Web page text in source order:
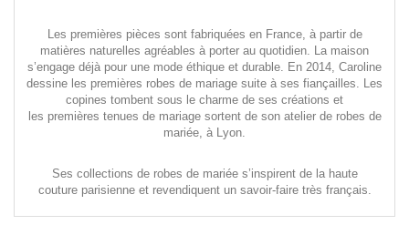
Les premières pièces sont fabriquées en France, à partir de
matières naturelles agréables à porter au quotidien. La maison
s’engage déjà pour une mode éthique et durable. En 2014, Caroline
dessine les premières robes de mariage suite à ses fiançailles. Les
copines tombent sous le charme de ses créations et
les premières tenues de mariage sortent de son atelier de robes de
mariée, à Lyon.
Ses collections de robes de mariées’inspirent de la haute
coutureparisienne et revendiquent un savoir-faire très français.